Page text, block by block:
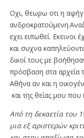
Οχι, θεωρω οτι η
εχει ειπωθεί.
και συχνα
δικοί τους με
πρόσβαση στα αρχεία
Αθήνα αν και η
και της θείας μου
Από τη δεκαετία του
μια εξ αριστερών